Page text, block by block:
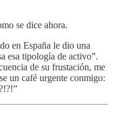
se dice ahora.
en España le dio una
esa tipología de activo”.
de su frustación, me
un café urgente conmigo: